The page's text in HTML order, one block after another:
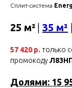
Сплит-система
25 м² 35 м²
57 420 р. только
промокоду
Долями: 15